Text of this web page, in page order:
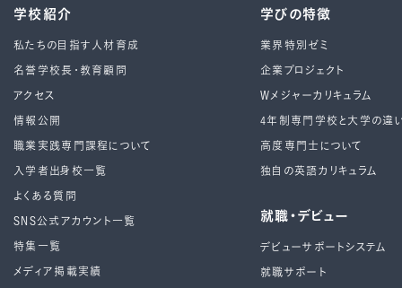
学校紹介
私たちの目指す人材育成
名誉学校長・教育顧問
アクセス
情報公開
職業実践専門課程について
入学者出身校一覧
よくある質問
SNS公式アカウント一覧
特集一覧
メディア掲載実績
学びの特徴
業界特別ゼミ
企業プロジェクト
Wメジャーカリキュラム
4年制専⾨学校と⼤学の違
高度専門士について
独自の英語カリキュラム
就職・デビュー
デビューサポートシステム
就職サポート